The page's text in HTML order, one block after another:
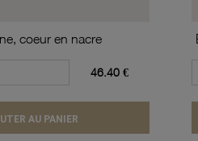
coeur en nacre
46.40 €
AU PANIER